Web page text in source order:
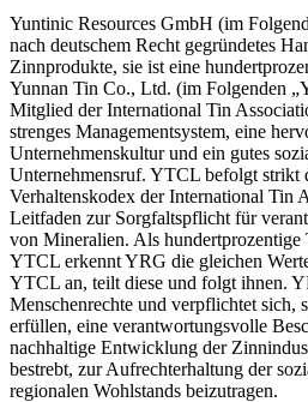
Yuntinic Resources GmbH (im
nach deutschem Recht gegründetes
Zinnprodukte, sie ist eine
Yunnan Tin Co., Ltd. (im Folgenden
Mitglied der International Tin
strenges Managementsystem, eine
Unternehmenskultur und ein gutes
Unternehmensruf. YTCL befolgt strikt
Verhaltenskodex der International Tin
Leitfaden zur Sorgfaltspflicht für
von Mineralien. Als hundertprozentige
YTCL erkennt YRG die gleichen
YTCL an, teilt diese und folgt ihnen.
Menschenrechte und verpflichtet sich,
erfüllen, eine verantwortungsvolle
nachhaltige Entwicklung der
bestrebt, zur Aufrechterhaltung der
regionalen Wohlstands beizutragen.